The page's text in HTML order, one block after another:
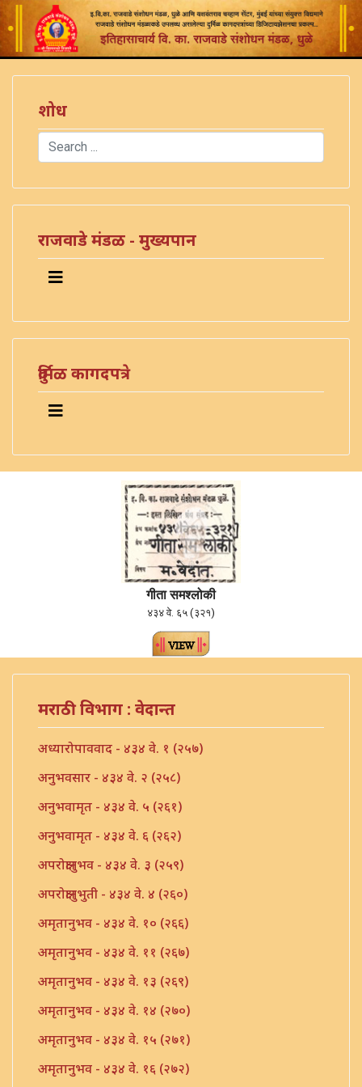
शोध
Search
राजवाडे मंडळ - मुख्यपान
दुर्मिळ कागदपत्रे
गीता समश्लोकी
४३४ वे. ६५ (३२१)
मराठी विभाग : वेदान्त
अध्यारोपाववाद - ४३४ वे. १ (२५७)
अनुभवसार - ४३४ वे. २ (२५८)
अनुभवामृत - ४३४ वे. ५ (२६१)
अनुभवामृत - ४३४ वे. ६ (२६२)
अपरोक्षानुभव - ४३४ वे. ३ (२५९)
अपरोक्षानुभुती - ४३४ वे. ४ (२६०)
अमृतानुभव - ४३४ वे. १० (२६६)
अमृतानुभव - ४३४ वे. ११ (२६७)
अमृतानुभव - ४३४ वे. १३ (२६९)
अमृतानुभव - ४३४ वे. १४ (२७०)
अमृतानुभव - ४३४ वे. १५ (२७१)
अमृतानुभव - ४३४ वे. १६ (२७२)